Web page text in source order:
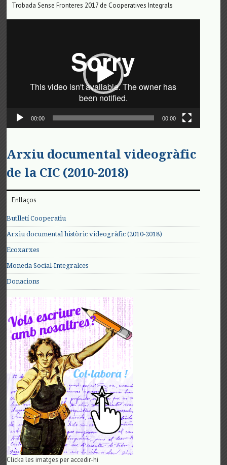
Trobada Sense Fronteres 2017 de Cooperatives Integrals
00:00 00:00
Arxiu documental videogràfic
de la CIC (2010-2018)
Enllaços
Butlletí Cooperatiu
Arxiu documental històric videogràfic (2010-2018)
Ecoxarxes
Moneda Social-Integralces
Donacions
Clicka les imatges per accedir-hi